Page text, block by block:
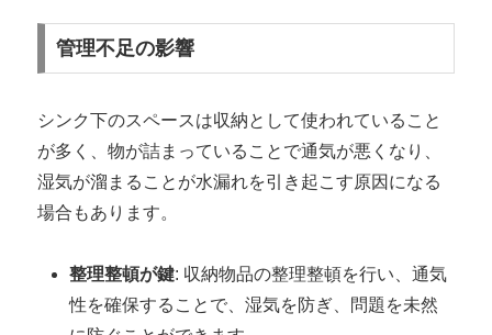
管理不足の影響
シンク下のスペースは収納として使われていること
が多く、物が詰まっていることで通気が悪くなり、
湿気が溜まることが水漏れを引き起こす原因になる
場合もあります。
整理整頓が鍵: 収納物品の整理整頓を行い、通気
性を確保することで、湿気を防ぎ、問題を未然